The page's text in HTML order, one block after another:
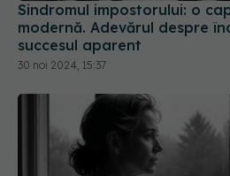
Sindromul impostorului: o
modernă. Adevărul despre
succesul aparent
30 noi 2024, 15:37